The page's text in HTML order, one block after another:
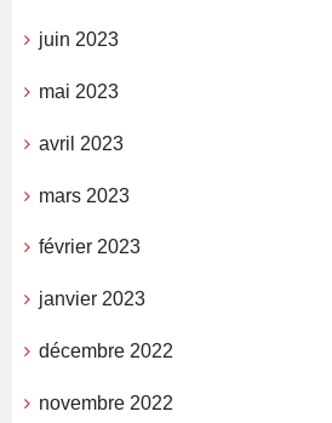
juin 2023
mai 2023
avril 2023
mars 2023
février 2023
janvier 2023
décembre 2022
novembre 2022